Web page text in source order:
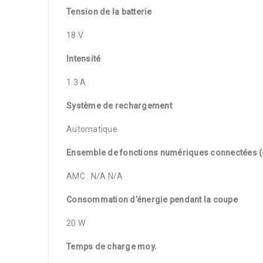
Tension de la batterie
18 V
Intensité
1.3 A
Système de rechargement
Automatique
Ensemble de fonctions numériques connectées
AMC : N/A N/A
Consommation d’énergie pendant la coupe
20 W
Temps de charge moy.